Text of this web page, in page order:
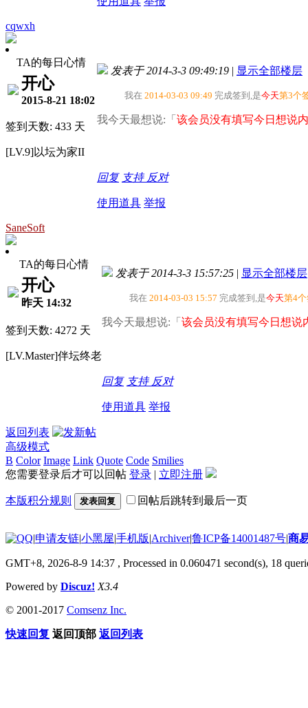
cqwxh
TA的每日心情
开心
2015-8-21 18:02
签到天数: 433 天
[LV.9]以坛为家II
发表于 2014-3-3 09:49:19 | 显示全部楼层
我在 2014-03-03 09:49 完成签到,是今天第3个
我今天最想说:「 该会员没有填写今日想说
回复 支持 反对
使用道具 举报
SaneSoft
TA的每日心情
开心
昨天 14:32
签到天数: 4272 天
[LV.Master]伴坛终老
发表于 2014-3-3 15:57:25 | 显示全部楼层
我在 2014-03-03 15:57 完成签到,是今天第4
我今天最想说:「 该会员没有填写今日想说
回复 支持 反对
使用道具 举报
返回列表
高级模式
B Color Image Link Quote Code Smilies
您需要登录后才可以回帖 登录 | 立即注册
本版积分规则 发表回复 回帖后跳转到最后一页
|申请友链|小黑屋|手机版|Archiver|鲁ICP备14001487号|商
GMT+8, 2026-8-9 14:37 , Processed in 0.060471 second(s), 18
Powered by Discuz! X3.4
© 2001-2017 Comsenz Inc.
快速回复 返回顶部 返回列表